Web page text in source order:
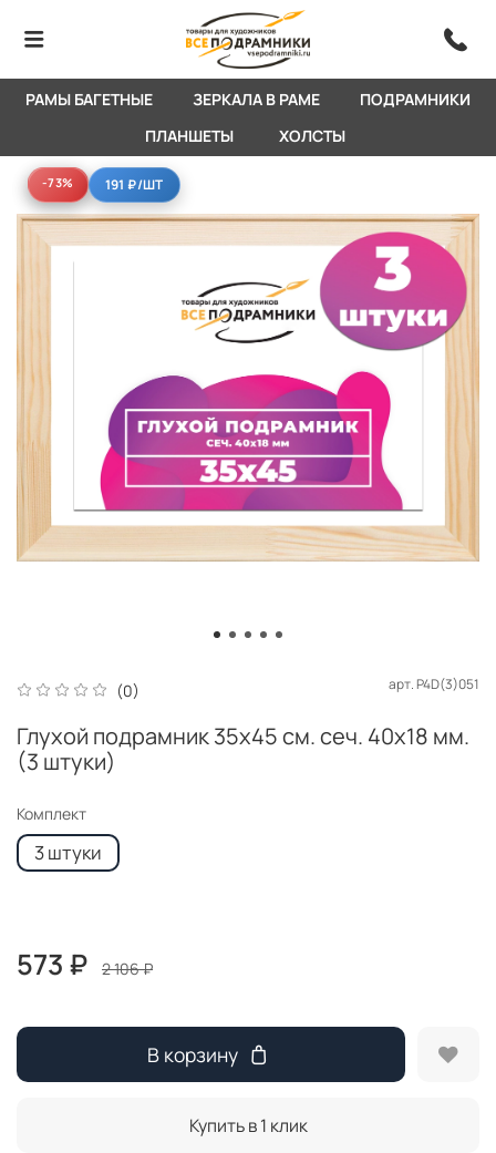
РАМЫ БАГЕТНЫЕ ЗЕРКАЛА В РАМЕ
ПОДРАМНИКИ
ПЛАНШЕТЫ
ХОЛСТЫ
-73%
-73% 191 ₽/ШТ
(0) арт.P4D(3)051
Глухой подрамник 35x45 см. сеч. 40х18 мм.
(3 штуки)
Комплект
3 штуки
573 ₽ 2 106 ₽
В корзину
Купить в 1 клик